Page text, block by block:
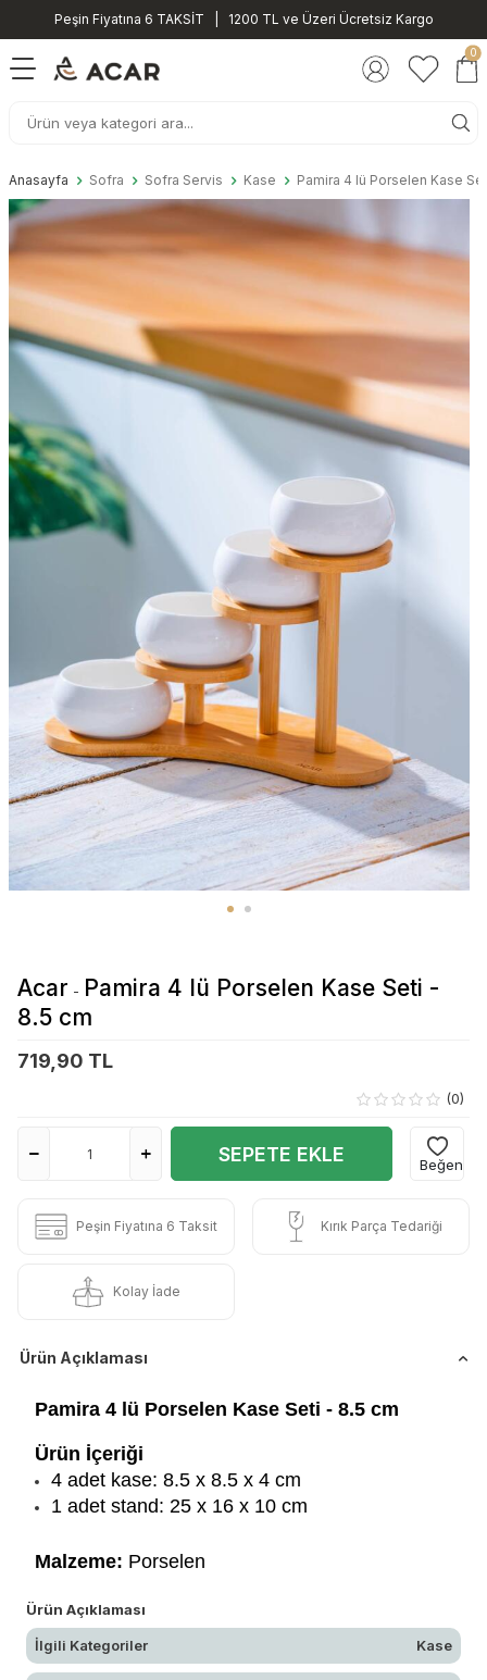
Peşin Fiyatına 6 TAKSİT | 1200 TL ve Üzeri Ücretsiz Kargo
0
Anasayfa Sofra Sofra Servis Kase Pamira 4 lü Porselen Kase
Acar - Pamira 4 lü Porselen Kase Seti -
8.5 cm
719,90 TL
(0)
SEPETE EKLE Beğen
Peşin Fiyatına 6 Taksit Kırık Parça Tedariği
Kolay İade
Ürün Açıklaması
Pamira 4 lü Porselen Kase Seti - 8.5 cm
Ürün İçeriği
4 adet kase: 8.5 x 8.5 x 4 cm
1 adet stand: 25 x 16 x 10 cm
Malzeme: Porselen
Ürün Açıklaması
İlgili Kategoriler Kase